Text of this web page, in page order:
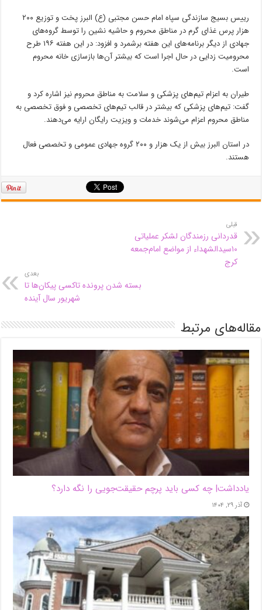
رییس بسیج سازندگی سپاه امام حسن مجتبی (ع) البرز پخت و توزیع ۲۰۰
هزار پرس غذای گرم در مناطق محروم و حاشیه نشین را توسط گروه‌های
جهادی از دیگر برنامه‌های این هفته برشمرد و افزود: در این هفته ۱۹۶ طرح
محرومیت زدایی در حال اجرا است که بیشتر آن‌ها بازسازی خانه محروم
است.
طیران به اعزام تیم‌های پزشکی و سلامت به مناطق محروم نیز اشاره کرد و
گفت: تیم‌های پزشکی که بیشتر در قالب تیم‌های تخصصی و فوق تخصصی به
مناطق محروم اعزام می‌شوند خدمات و ویزیت رایگان ارایه می‌دهند.
در استان البرز بیش از یک هزار و ۲۰۰ گروه جهادی عمومی و تخصصی فعال
هستند.
قبلی
قدردانی رزمندگان لشکر عملیاتی
۱۰سیدالشهداء از مواضع امام‌جمعه
کرج
بعدی
بسته شدن پرونده تاکسی پیکان‌ها تا
شهریور سال آینده
مقاله‌های مرتبط
یادداشت| ‌چه کسی باید پرچم حقیقت‌جویی را نگه دارد؟
آذر ۲۹, ۱۴۰۴